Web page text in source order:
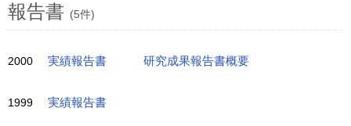
報告書 (5件)
2000 実績報告書 研究成果報告書概要
1999 実績報告書